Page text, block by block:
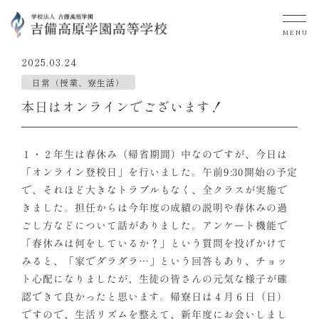
MENU
2025.03.24
日常（授業、寮生活）
本日はオンラインでございます！
１・２年生は春休み（帰省期間）中なのですが、今日は
「オンライン登校日」を行いました。午前9:30開始の予定
で、それほど大きなトラブルもなく、全クラスが実施で
きました。担任からは今年度の成績の説明や春休みの過
ごし方などについて話がありました。アンケート機能で
「春休みは何をしているか？」という質問を投げかけて
みると、「家でダラダラ…」という回答もあり、チョッ
ト心配になりましたが、生徒の皆さんの元気な様子が確
認できて良かったと思います。帰寮日は４月６日（日）
ですので、生活リズムを整えて、新年度にお会いしまし